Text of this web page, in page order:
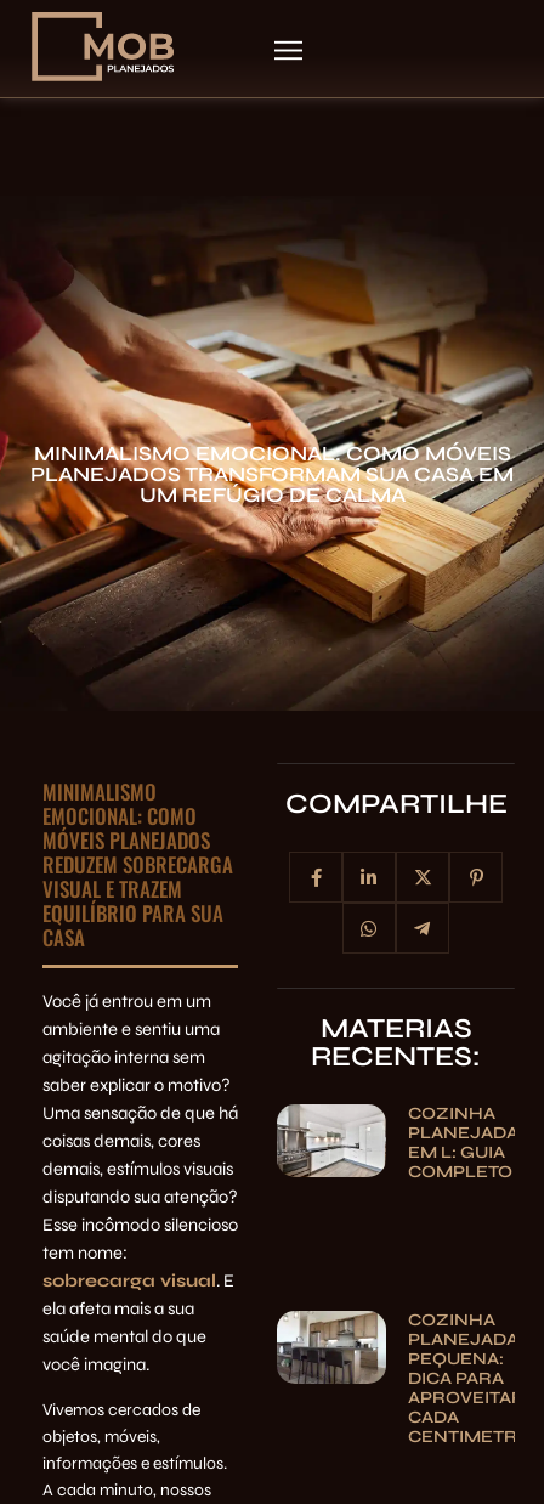
MINIMALISMO EMOCIONAL: COMO MÓVEIS
PLANEJADOS TRANSFORMAM SUA CASA EM
UM REFÚGIO DE CALMA
MINIMALISMO
EMOCIONAL: COMO
MÓVEIS PLANEJADOS
REDUZEM SOBRECARGA
VISUAL E TRAZEM
EQUILÍBRIO PARA SUA
CASA
Você já entrou em um
ambiente e sentiu uma
agitação interna sem
saber explicar o motivo?
Uma sensação de que há
coisas demais, cores
demais, estímulos visuais
disputando sua atenção?
Esse incômodo silencioso
tem nome:
sobrecarga visual. E
ela afeta mais a sua
saúde mental do que
você imagina.
Vivemos cercados de
objetos, móveis,
informações e estímulos.
A cada minuto, nossos
COMPARTILHE
MATERIAS
RECENTES:
COZINHA
PLANEJADA
EM L: GUIA
COMPLETO
COZINHA
PLANEJADA
PEQUENA:
DICA PARA
APROVEITAR
CADA
CENTIMETRO